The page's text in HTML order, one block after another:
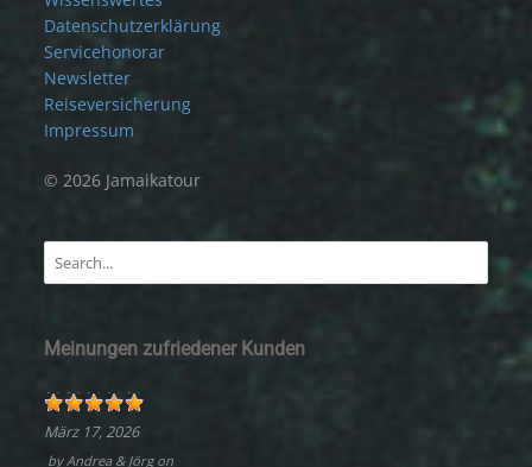
Datenschutzerklärung
Servicehonorar
Newsletter
Reiseversicherung
Impressum
© 2026 Jamaikatour
Meinungen zufriedener Kunden
März 17, 2026
byAndrea & Jörgon